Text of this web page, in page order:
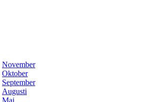
November
Oktober
September
Augusti
Maj